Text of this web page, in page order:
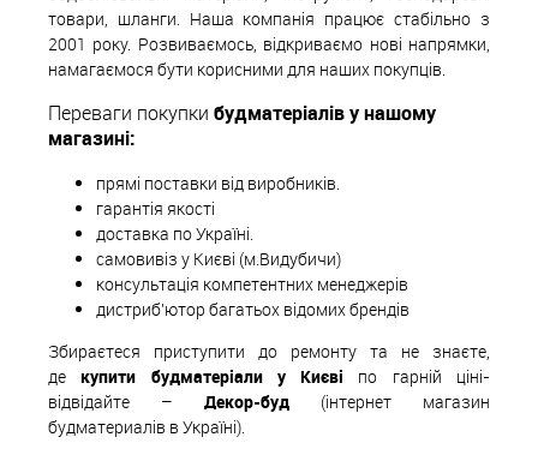
товари, шланги. Наша компанія працює стабільно з
2001 року. Розвиваємось, відкриваємо нові напрямки,
намагаємося бути корисними для наших покупців.
Переваги покупки будматеріалів у нашому
магазині:
прямі поставки від виробників.
гарантія якості
доставка по Україні.
самовивіз у Києві (м.Видубичи)
консультація компетентних менеджерів
дистриб'ютор багатьох відомих брендів
Збираєтеся приступити до ремонту та не знаєте,
де
купити будматеріали у Києві по гарній ціні-
відвідайте – Декор-буд (інтернет магазин
будматериалів в Україні).